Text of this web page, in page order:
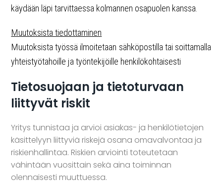
käydään läpi tarvittaessa kolmannen osapuolen kanssa.
Muutoksista tiedottaminen
Muutoksista työssä ilmoitetaan sähköpostilla tai soittamalla
yhteistyötahoille ja työntekijöille henkilökohtaisesti
Tietosuojaan ja tietoturvaan
liittyvät riskit
Yritys tunnistaa ja arvioi asiakas- ja henkilötietojen
käsittelyyn liittyviä riskejä osana omavalvontaa ja
riskienhallintaa. Riskien arviointi toteutetaan
vähintään vuosittain sekä aina toiminnan
olennaisesti muuttuessa.